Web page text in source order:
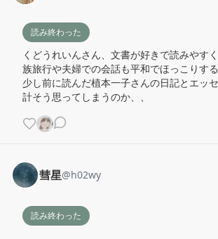
読み終わった
くどうれいんさん、文書が好きで読みやす
族旅行や夫婦での会話も平和でほっこりする
少し前に読んだ植本一子さんの日記とエッ
計そう思ってしまうのか、、
彗星@h02wy
読み終わった